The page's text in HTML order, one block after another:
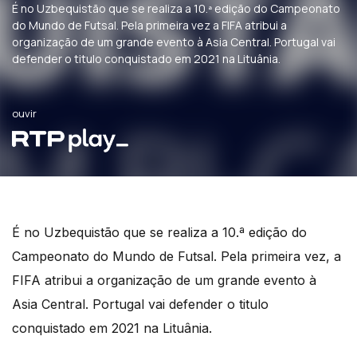
É no Uzbequistão que se realiza a 10.ª edição do Campeonato
do Mundo de Futsal. Pela primeira vez a FIFA atribui a
organização de um grande evento à Asia Central. Portugal vai
defender o titulo conquistado em 2021 na Lituânia.
ouvir
É no Uzbequistão que se realiza a 10.ª edição do
Campeonato do Mundo de Futsal. Pela primeira vez, a
FIFA atribui a organização de um grande evento à
Asia Central. Portugal vai defender o titulo
conquistado em 2021 na Lituânia.